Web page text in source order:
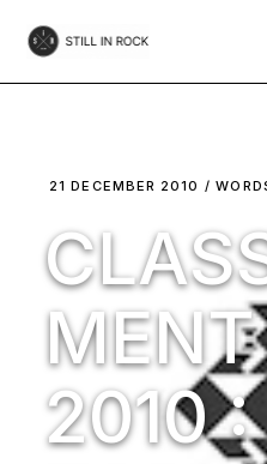
the
21 DECEMBER 2010
MENT
2010 :